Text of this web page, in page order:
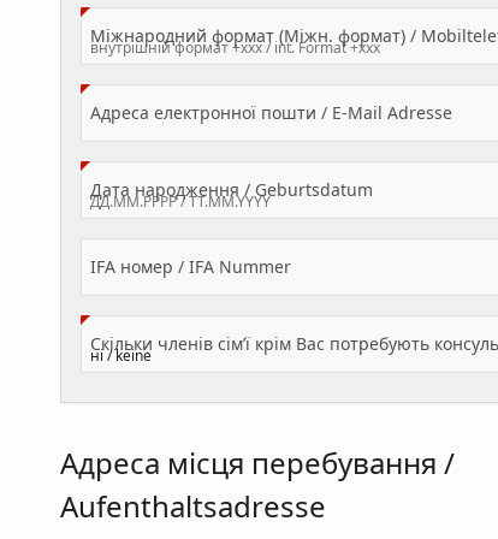
Міжнародний формат (Міжн. формат) /
Адреса електронної пошти / E-Mail Adresse
Дата народження / Geburtsdatum
IFA номер / IFA Nummer
Адреса місця перебування /
Aufenthaltsadresse